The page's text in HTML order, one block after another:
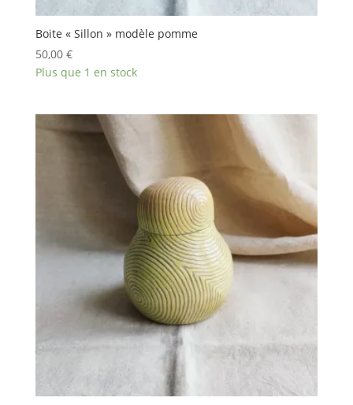
Boite « Sillon » modèle pomme
50,00 €
Plus que 1 en stock